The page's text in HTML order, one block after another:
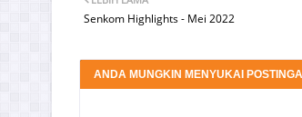
Senkom Highlights - Mei 2022
ANDA MUNGKIN MENYUKAI